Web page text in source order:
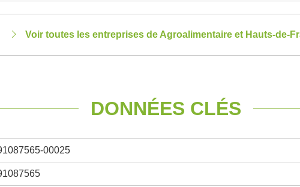
Voir toutes les entreprises de Agroalimentaire et Hauts-de-
DONNÉES CLÉS
00025